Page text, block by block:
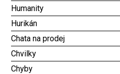
Humanity
Hurikán
Chata na prodej
Chvilky
Chyby